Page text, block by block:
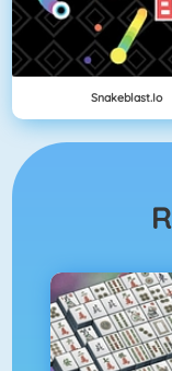
Snakeblast.io